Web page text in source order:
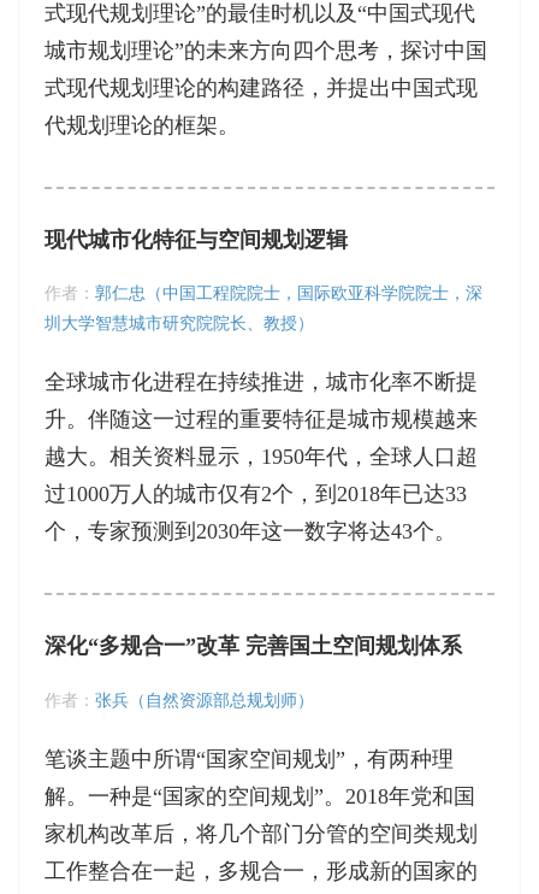
式现代规划理论”的最佳时机以及“中国式现代
城市规划理论”的未来方向四个思考，探讨中国
式现代规划理论的构建路径，并提出中国式现
代规划理论的框架。
现代城市化特征与空间规划逻辑
作者： 郭仁忠（中国工程院院士，国际欧亚科学院院士，深
圳大学智慧城市研究院院长、教授）
全球城市化进程在持续推进，城市化率不断提
升。伴随这一过程的重要特征是城市规模越来
越大。相关资料显示，1950年代，全球人口超
过1000万人的城市仅有2个，到2018年已达33
个，专家预测到2030年这一数字将达43个。
深化“多规合一”改革 完善国土空间规划体系
作者： 张兵（自然资源部总规划师）
笔谈主题中所谓“国家空间规划”，有两种理
解。一种是“国家的空间规划”。2018年党和国
家机构改革后，将几个部门分管的空间类规划
工作整合在一起，多规合一，形成新的国家的